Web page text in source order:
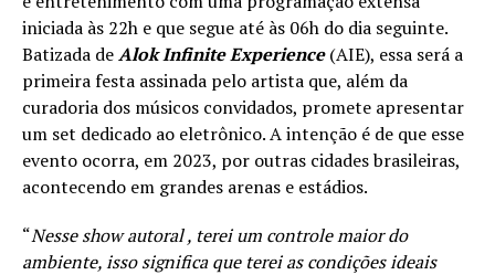
iniciada às 22h e que segue até às 06h do dia seguinte.
Batizada deAlok Infinite Experience(AIE), essa será a
primeira festa assinada pelo artista que, além da
curadoria dos músicos convidados, promete apresentar
um set dedicado ao eletrônico. A intenção é de que esse
evento ocorra, em 2023, por outras cidades brasileiras,
acontecendo em grandes arenas e estádios.
“Nesse show autoral , terei um controle maior do
ambiente, isso significa que terei as condições ideais